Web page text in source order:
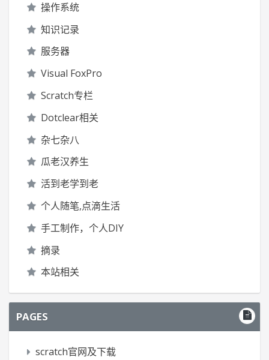
操作系统
知识记录
服务器
Visual FoxPro
Scratch专栏
Dotclear相关
杂七杂八
瓜老汉养生
活到老学到老
个人随笔,点滴生活
手工制作，个人DIY
摘录
本站相关
PAGES
scratch官网及下载